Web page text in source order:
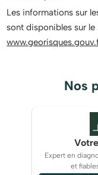
Les informations sur
sont disponibles sur le
Nos
Expert en
et